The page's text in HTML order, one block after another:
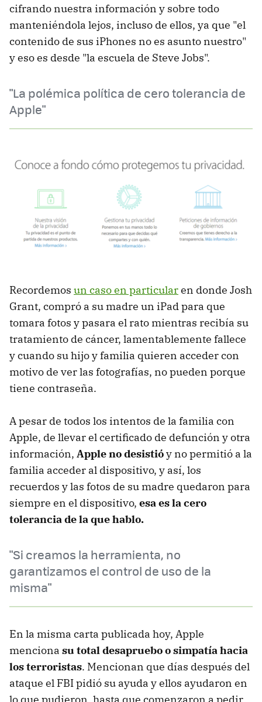
cifrando nuestra información y sobre todo
manteniéndola lejos, incluso de ellos, ya que "el
contenido de sus iPhones no es asunto nuestro"
y eso es desde "la escuela de Steve Jobs".
"La polémica política de cero tolerancia de
Apple"
Recordemos un caso en particularen donde Josh
Grant, compró a su madre un iPad para que
tomara fotos y pasara el rato mientras recibía su
tratamiento de cáncer, lamentablemente fallece
y cuando su hijo y familia quieren acceder con
motivo de ver las fotografías, no pueden porque
tiene contraseña.
A pesar de todos los intentos de la familia con
Apple, de llevar el certificado de defunción y otra
información, Apple no desistióy no permitió a la
familia acceder al dispositivo, y así, los
recuerdos y las fotos de su madre quedaron para
siempre en el dispositivo, esa es la cero
tolerancia de la que hablo.
"Si creamos la herramienta, no
garantizamos el control de uso de la
misma"
En la misma carta publicada hoy, Apple
menciona su total desapruebo o simpatía hacia
los terroristas. Mencionan que días después del
ataque el FBI pidió su ayuda y ellos ayudaron en